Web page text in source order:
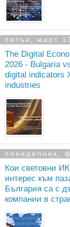
петък, март
The Digital
2026 - Bulgaria
digital indicators
industries
понеделник,
Кои световни
интерес към
България са с
компании в